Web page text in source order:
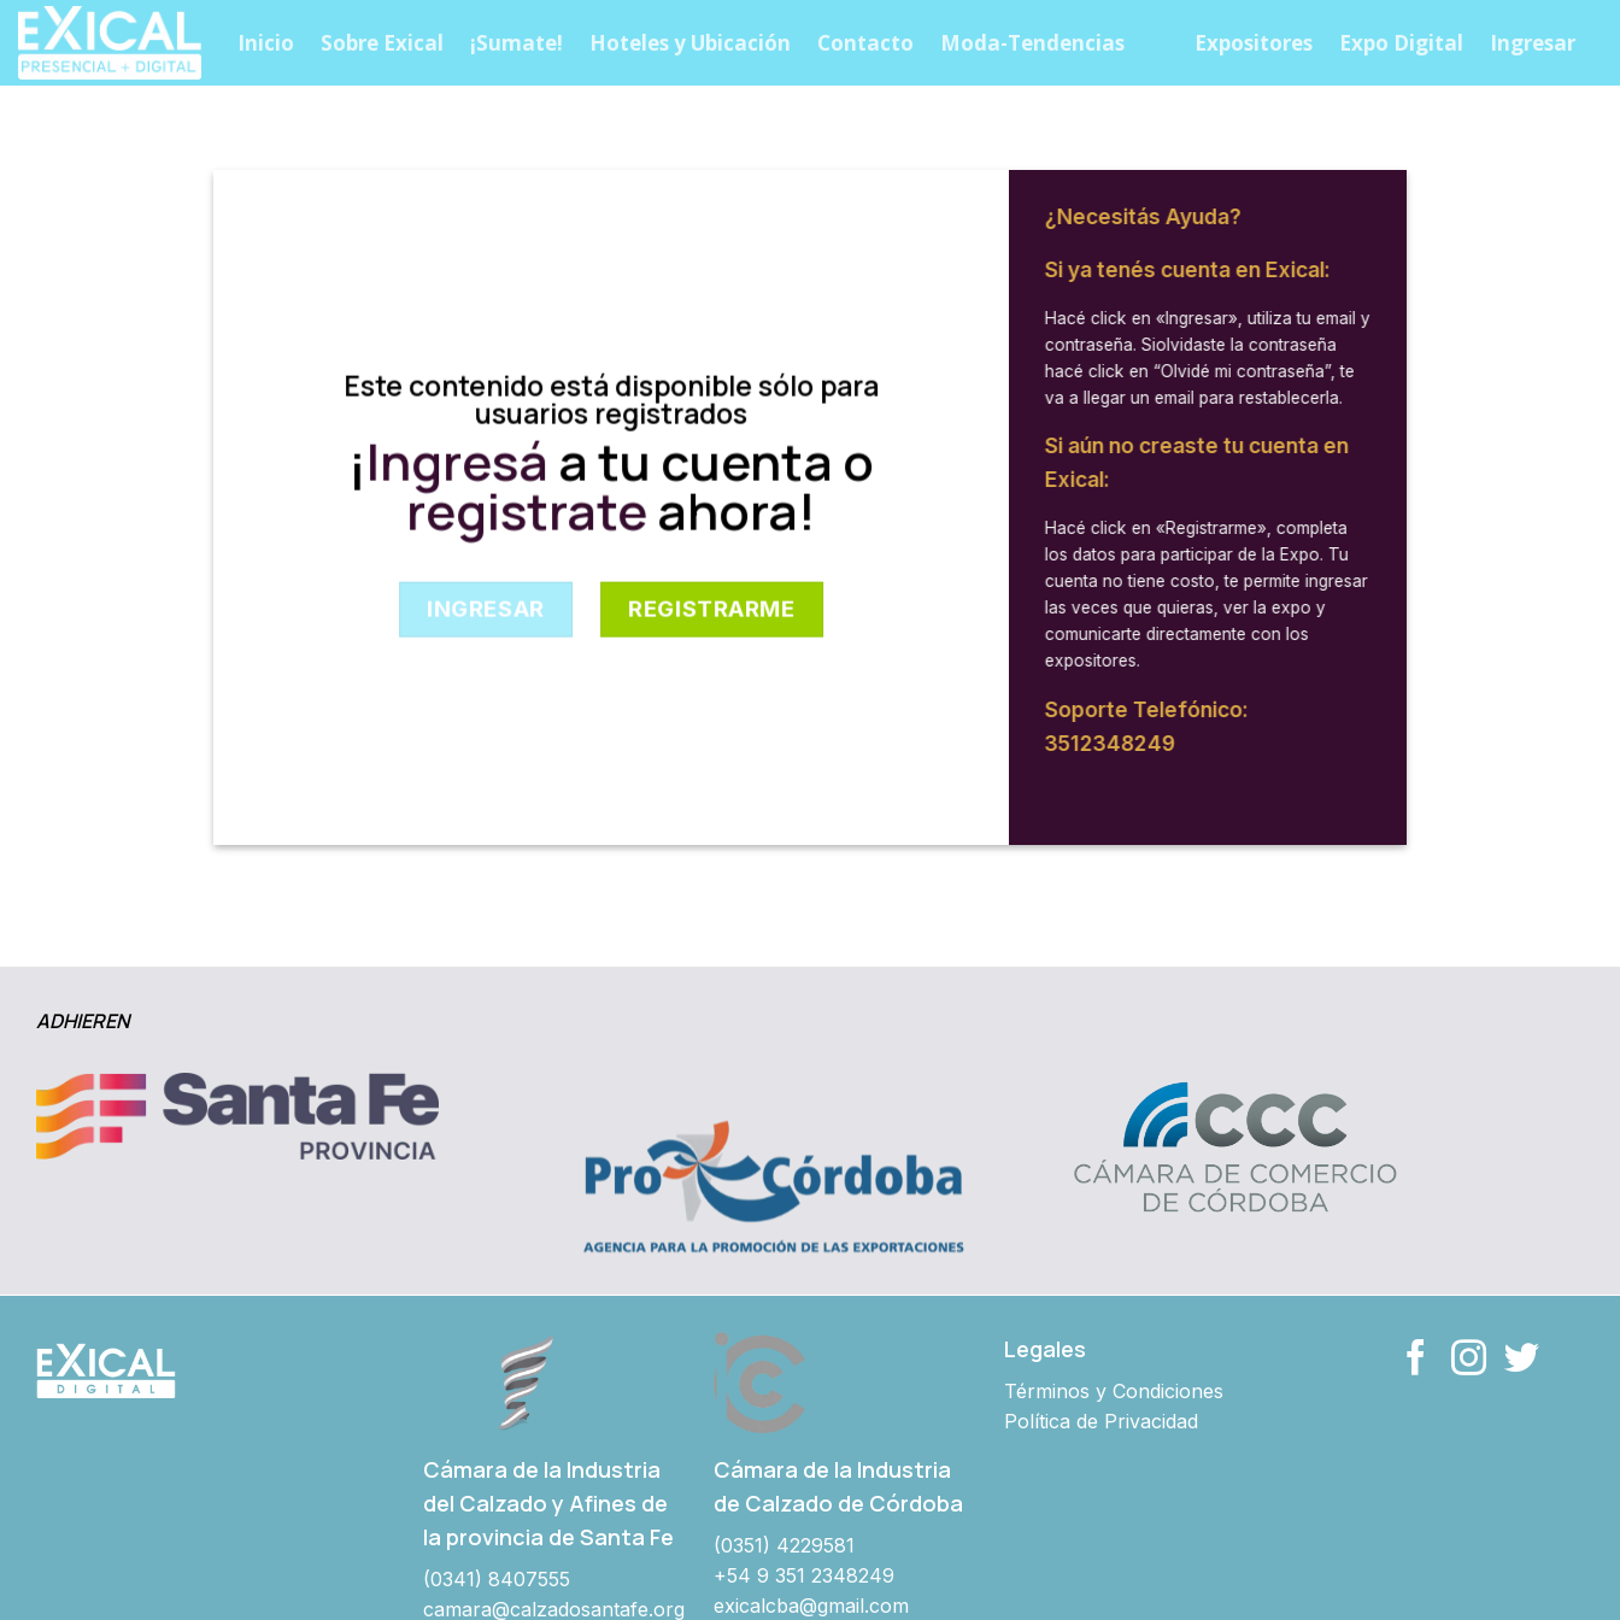
Skip
content
Inicio Sobre Exical ¡Sumate! Hoteles y Ubicación Contacto Moda-Tendencias Expositores Expo Digital Ingresar
Este contenido está disponible sólo para
usuarios registrados
¡Ingresá a tu cuenta o
registrateahora!
INGRESAR REGISTRARME
¿Necesitás Ayuda?
Si ya tenés cuenta en Exical:
Hacé click en «Ingresar», utiliza tu email y
contraseña. Siolvidaste la contraseña
hacé click en “Olvidé mi contraseña”, te
va a llegar un email para restablecerla.
Si aún no creaste tu cuenta en
Exical:
Hacé click en «Registrarme», completa
los datos para participar de la Expo. Tu
cuenta no tiene costo, te permite ingresar
las veces que quieras, ver la expo y
comunicarte directamente con los
expositores.
Soporte Telefónico:
3512348249
ADHIEREN
Cámara de la Industria
del Calzado y Afines de
la provincia de Santa Fe
(0341) 8407555
camara@calzadosantafe.org
Cámara de la Industria
de Calzado de Córdoba
(0351) 4229581
+54 9 351 2348249
exicalcba@gmail.com
Legales
Términos y Condiciones
Política de Privacidad